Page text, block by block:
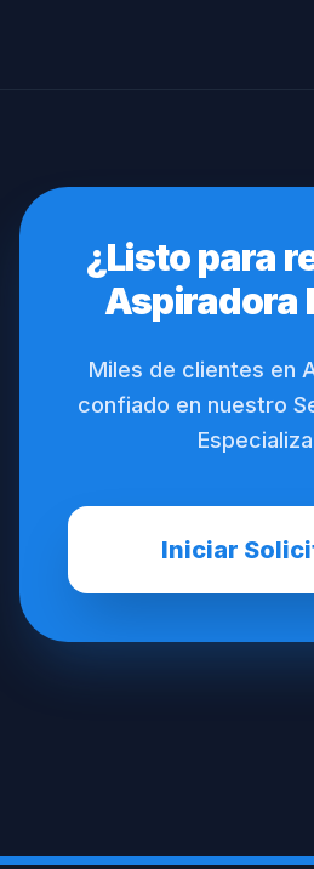
¿Listo para
Aspiradora
Miles de clientes en
confiado en nuestro
Iniciar